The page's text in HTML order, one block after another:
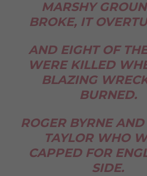
MARSHY
BROKE, IT
AND EIGHT OF
WERE KILLED
BLAZING
BURNED.
ROGER BYRNE
TAYLOR WHO
CAPPED FOR
SIDE.